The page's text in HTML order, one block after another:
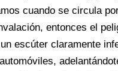
cuando se circula
entonces el
escúter claramente